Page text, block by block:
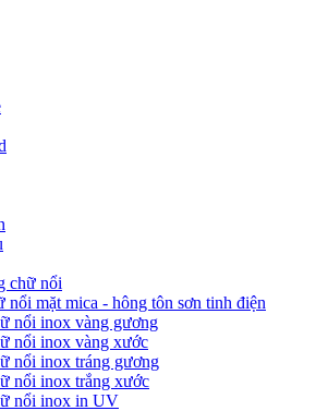
chữ nổi
nổi mặt mica - hông tôn sơn tinh điện
nổi inox vàng gương
nổi inox vàng xước
nổi inox tráng gương
nổi inox trắng xước
nổi inox in UV